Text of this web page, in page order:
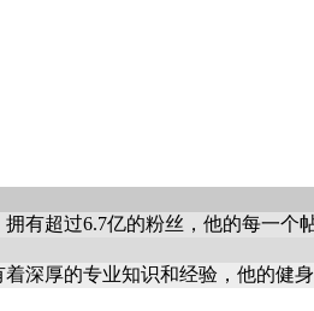
有超过6.7亿的粉丝，他的每一
深厚的专业知识和经验，他的健